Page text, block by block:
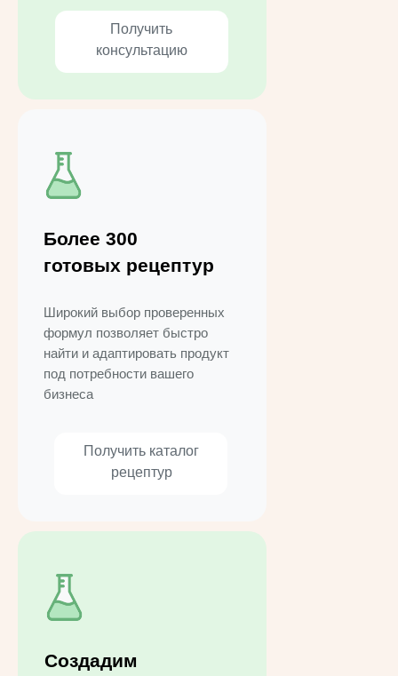
Более 300
готовых рецептур
Широкий выбор проверенных
формул позволяет быстро
найти и адаптировать продукт
под потребности вашего
бизнеса
Создадим
Получить
консультацию
Получить каталог
рецептур